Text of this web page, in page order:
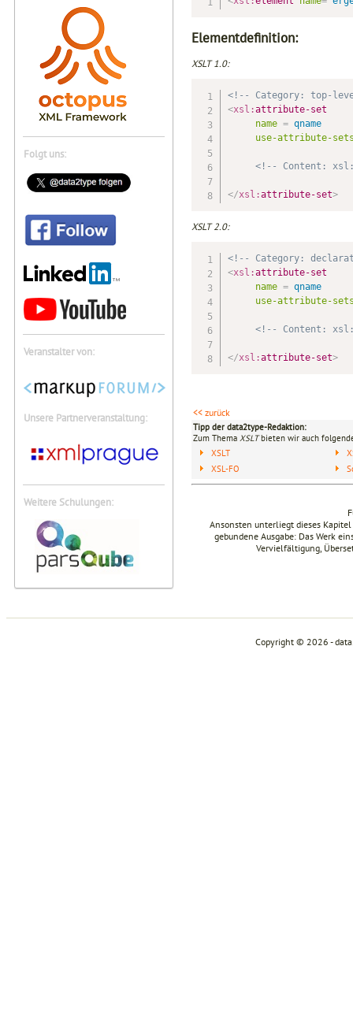
Folgt uns:
Veranstalter von:
Unsere Partnerveranstaltung:
Weitere Schulungen:
Elementdefinition:
XSLT 1.0:
<!-- Category: top-
<xsl:attribute-set
name = qname
use-attribute-
<!-- Content:
</xsl:attribute-set>
XSLT 2.0:
<!-- Category:
<xsl:attribute-set
name = qname
use-attribute-
<!-- Content:
</xsl:attribute-set>
<< zurück
Tipp der data2type-Redaktion:
Zum Thema XSLTbieten wir auch
XSLT
XSL-FO
Ansonsten unterliegt dieses
gebundene Ausgabe: Das Werk
Vervielfältigung,
Copyright © 2026 -